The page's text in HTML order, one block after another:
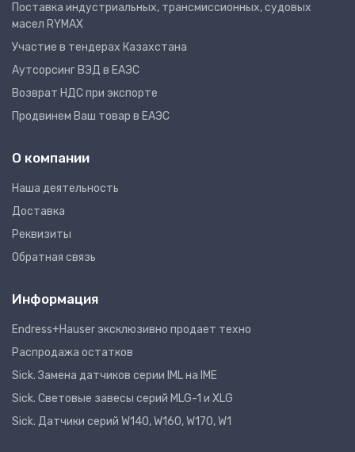
Поставка индустриальных, трансмиссионных, судовых
масел RYMAX
Участие в тендерах Казахстана
Аутсорсинг ВЭД в ЕАЭС
Возврат НДС при экспорте
Продвинем Ваш товар в ЕАЭС
О компании
Наша деятельность
Доставка
Реквизиты
Обратная связь
Информация
Endress+Hauser эксклюзивно продает техно
Распродажа остатков
Sick. Замена датчиков серии IML на IME
Sick. Световые завесы серий MLG-1 и XLG
Sick. Датчики серий W140, W160, W170, W1